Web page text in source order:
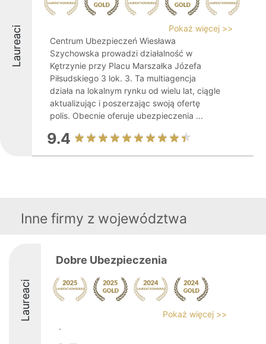
Laureaci
Pokaż więcej >>
Centrum Ubezpieczeń Wiesława
Szychowska prowadzi działalność w
Kętrzynie przy Placu Marszałka Józefa
Piłsudskiego 3 lok. 3. Ta multiagencja
działa na lokalnym rynku od wielu lat, ciągle
aktualizując i poszerzając swoją ofertę
polis. Obecnie oferuje ubezpieczenia ...
9.4
Inne firmy z województwa
Laureaci
Dobre Ubezpieczenia
Pokaż więcej >>
.